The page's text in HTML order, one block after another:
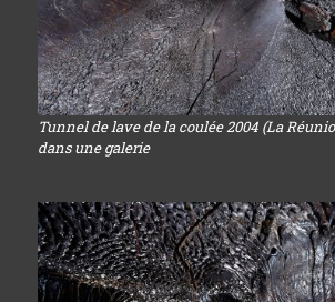
Tunnel de lave de la coulée 2004 (La
dans une galerie